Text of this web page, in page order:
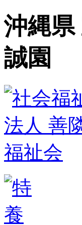
沖縄県
誠園